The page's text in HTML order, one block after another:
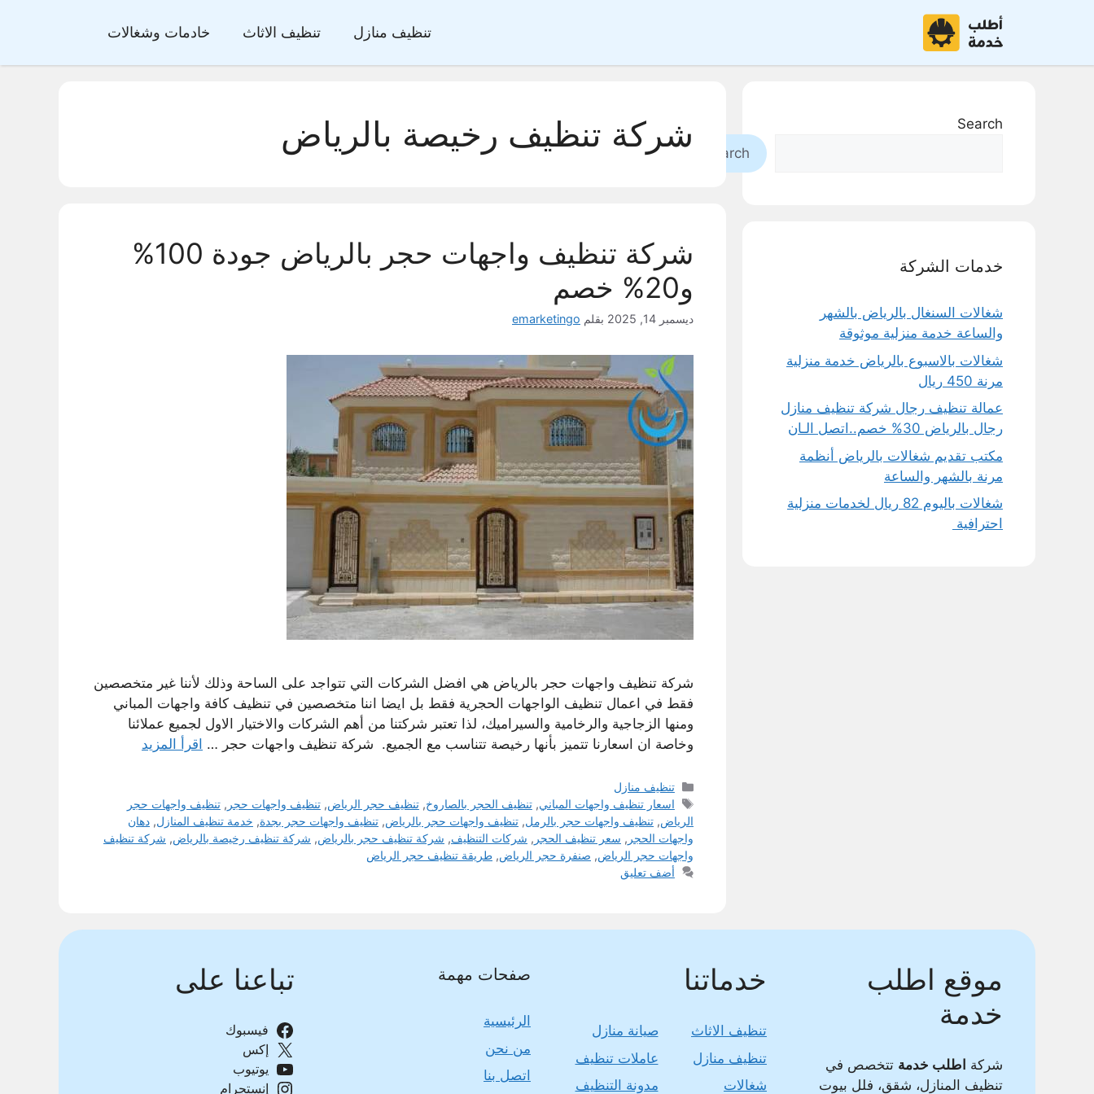
تنظيف منازل تنظيف الاثاث خادمات وشغالات
شركة تنظيف رخيصة بالرياض
شركة تنظيف واجهات حجر بالرياض جودة 100%
و20% خصم
ديسمبر 14, 2025 بقلم emarketingo
شركة تنظيف واجهات حجر بالرياض هي افضل الشركات التي تتواجد على الساحة وذلك لأننا غير متخصصين
فقط في اعمال تنظيف الواجهات الحجرية فقط بل ايضا اننا متخصصين في تنظيف كافة واجهات المباني
ومنها الزجاجية والرخامية والسيراميك، لذا تعتبر شركتنا من أهم الشركات والاختيار الاول لجميع عملائنا
وخاصة ان اسعارنا تتميز بأنها رخيصة تتناسب مع الجميع. شركة تنظيف واجهات حجر … اقرأ المزيد
التصنيفات
تنظيف منازل
الوسوم
اسعار تنظيف واجهات المباني,تنظيف الحجر بالصاروخ,تنظيف حجر الرياض,تنظيف واجهات حجر ,تنظيف واجهات حجر
الرياض, تنظيف واجهات حجر بالرمل, تنظيف واجهات حجر بالرياض, تنظيف واجهات حجر بجدة, خدمة تنظيف المنازل, دهان
واجهات الحجر , سعر تنظيف الحجر , شركات التنظيف, شركة تنظيف حجر بالرياض, شركة تنظيف رخيصة بالرياض, شركة تنظيف
واجهات حجر الرياض, صنفرة حجر الرياض, طريقة تنظيف حجر الرياض
أضف تعليق
Search
Search
خدمات الشركة
شغالات السنغال بالرياض بالشهر
والساعة خدمة منزلية موثوقة
شغالات بالاسبوع بالرياض خدمة منزلية
مرنة 450 ريال
عمالة تنظيف رجال شركة تنظيف منازل
رجال بالرياض 30% خصم..اتصل الـان
مكتب تقديم شغالات بالرياض أنظمة
مرنة بالشهر والساعة
شغالات باليوم 82 ريال لخدمات منزلية
احترافية
موقع اطلب
خدمة
شركة اطلب خدمة تتخصص في
تنظيف المنازل، شقق، فلل بيوت
خدماتنا
تنظيف الاثاث
تنظيف منازل
شغالات
صيانة منازل
عاملات تنظيف
مدونة التنظيف
صفحات مهمة
الرئيسية
من نحن
اتصل بنا
تباعنا على
فيسبوك
إكس
يوتيوب
إنستجرام